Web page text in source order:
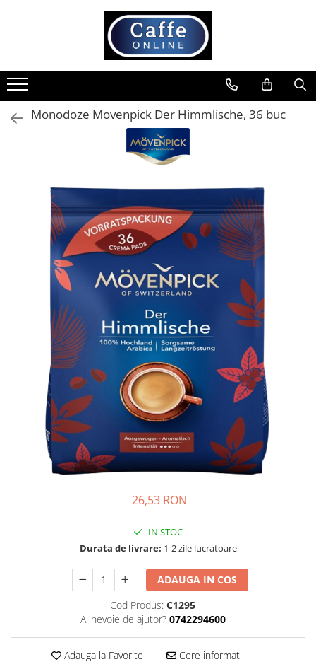
Cafea
Cafea Boabe
Capsule Cafea
Espressoare
Aparate Automate
Aparate capsule
Aparate clasice
Complementare
Cesti si farfurii
Lattiere
Pahare de cafea
Palete cafea
Consumabile
Stabilizatoare tensiune
Monodoze Movenpick Der Himmlische, 36 buc
26,53 RON
IN STOC
Durata de livrare: 1-2 zile lucratoare
ADAUGA IN COS
Cod Produs: C1295
Ai nevoie de ajutor? 0742294600
Adauga la Favorite Cere informatii